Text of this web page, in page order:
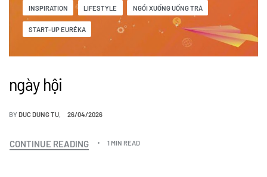
INSPIRATION LIFESTYLE NGỒI XUỐNG UỐNG TRÀ
START-UP EURÉKA
ngày hội
BYDUC DUNG TU 26/04/2026
CONTINUE READING 1 MIN READ